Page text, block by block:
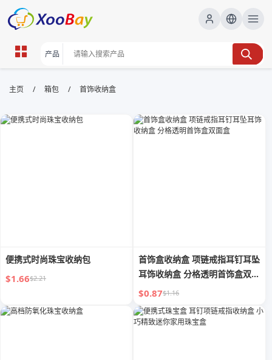
首饰收纳盒 | XOOBAY B2B/B2C
首饰收纳盒,珠宝收纳,饰品整理,家居收纳, wholesale 首
主页 / 箱包 / 首饰收纳盒
便携式时尚珠宝收纳包
$1.66$2.21
首饰盒收纳盒 项链戒指耳钉耳坠
耳饰收纳盒 分格透明首饰盒双面
盒
$0.87$1.16